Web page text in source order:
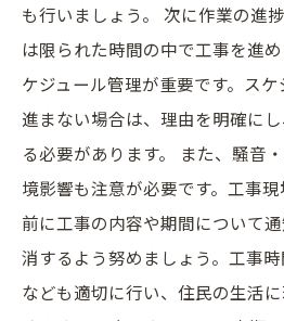
も行いましょう。 次に作業の進
は限られた時間の中で工事を進
ケジュール管理が重要です。ス
進まない場合は、理由を明確に
る必要があります。 また、騒音
境影響も注意が必要です。工事
前に工事の内容や期間について
消するよう努めましょう。工事
なども適切に行い、住民の生活